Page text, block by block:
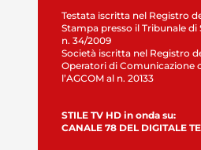
Testata iscritta nel Registro
Stampa presso il Tribunale di
n. 34/2009
Società iscritta nel Registro
Operatori di Comunicazione
l’AGCOM al n. 20133
STILE TV HD in onda su:
CANALE 78 DEL DIGITALE